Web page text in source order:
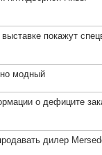
покажут
модный
о дефиците
дилер